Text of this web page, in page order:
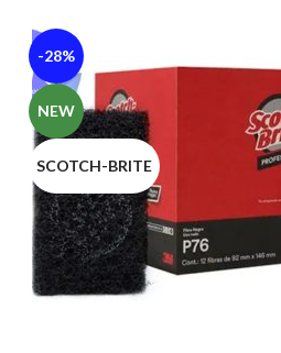
-28%
NEW
SCOTCH-BRITE